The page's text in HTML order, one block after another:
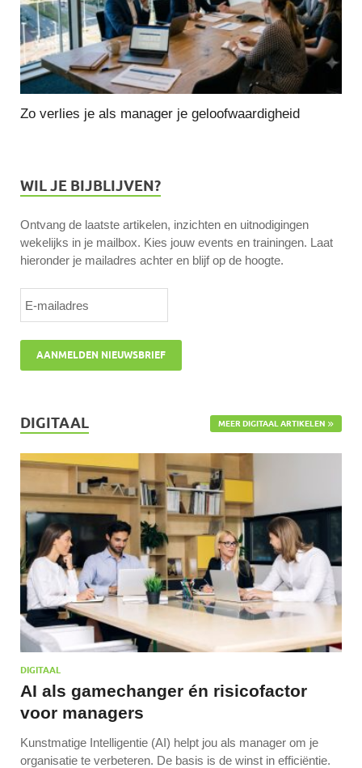
Zo verlies je als manager je geloofwaardigheid
WIL JE BIJBLIJVEN?
Ontvang de laatste artikelen, inzichten en uitnodigingen
wekelijks in je mailbox. Kies jouw events en trainingen. Laat
hieronder je mailadres achter en blijf op de hoogte.
DIGITAAL MEER DIGITAAL ARTIKELEN
DIGITAAL
AI als gamechanger én risicofactor
voor managers
Kunstmatige Intelligentie (AI) helpt jou als manager om je
organisatie te verbeteren. De basis is de winst in efficiëntie.